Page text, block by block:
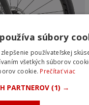
súbory
používateľskej
všetkých súborov
cookie.Prečítať viac
PARTNEROV (1) →